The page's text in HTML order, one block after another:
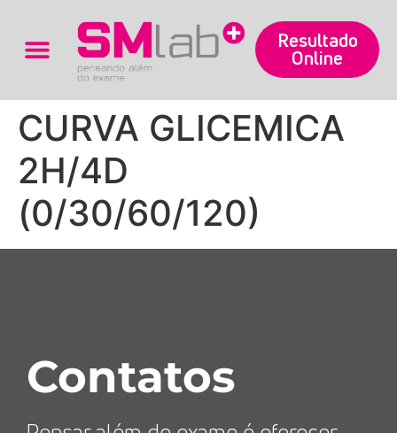
Resultado
Online
CURVA GLICEMICA
2H/4D
(0/30/60/120)
Contatos